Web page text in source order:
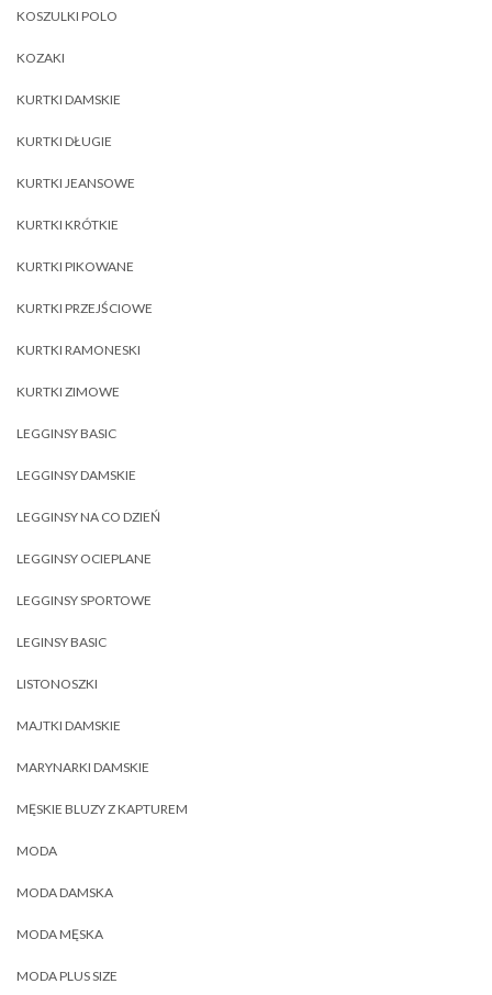
KOSZULKI POLO
KOZAKI
KURTKI DAMSKIE
KURTKI DŁUGIE
KURTKI JEANSOWE
KURTKI KRÓTKIE
KURTKI PIKOWANE
KURTKI PRZEJŚCIOWE
KURTKI RAMONESKI
KURTKI ZIMOWE
LEGGINSY BASIC
LEGGINSY DAMSKIE
LEGGINSY NA CO DZIEŃ
LEGGINSY OCIEPLANE
LEGGINSY SPORTOWE
LEGINSY BASIC
LISTONOSZKI
MAJTKI DAMSKIE
MARYNARKI DAMSKIE
MĘSKIE BLUZY Z KAPTUREM
MODA
MODA DAMSKA
MODA MĘSKA
MODA PLUS SIZE